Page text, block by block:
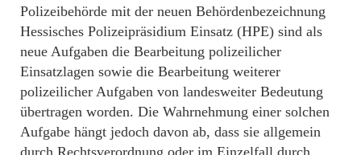
Polizeibehörde mit der neuen Behördenbezeichnung
Hessisches Polizeipräsidium Einsatz (HPE) sind als
neue Aufgaben die Bearbeitung polizeilicher
Einsatzlagen sowie die Bearbeitung weiterer
polizeilicher Aufgaben von landesweiter Bedeutung
übertragen worden. Die Wahrnehmung einer solchen
Aufgabe hängt jedoch davon ab, dass sie allgemein
durch Rechtsverordnung oder im Einzelfall durch